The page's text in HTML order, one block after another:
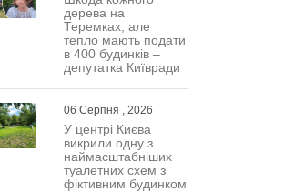
дерева на
Теремках, але
тепло мають подати
в 400 будинків –
депутатка Київради
06 Серпня , 2026
У центрі Києва
викрили одну з
наймасштабніших
туалетних схем з
фіктивним будинком